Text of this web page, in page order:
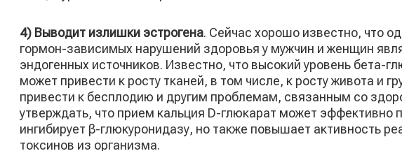
4) Выводит излишки эстрогена. Сейчас хорошо известно, что
гормон-зависимых нарушений здоровья у мужчин и женщин
эндогенных источников. Известно, что высокий уровень бета-
может привести к росту тканей, в том числе, к росту живота и
привести к бесплодию и другим проблемам, связанным со
утверждать, что прием кальция D-глюкарат может эффективно
ингибирует β-глюкуронидазу, но также повышает активность
токсинов из организма.